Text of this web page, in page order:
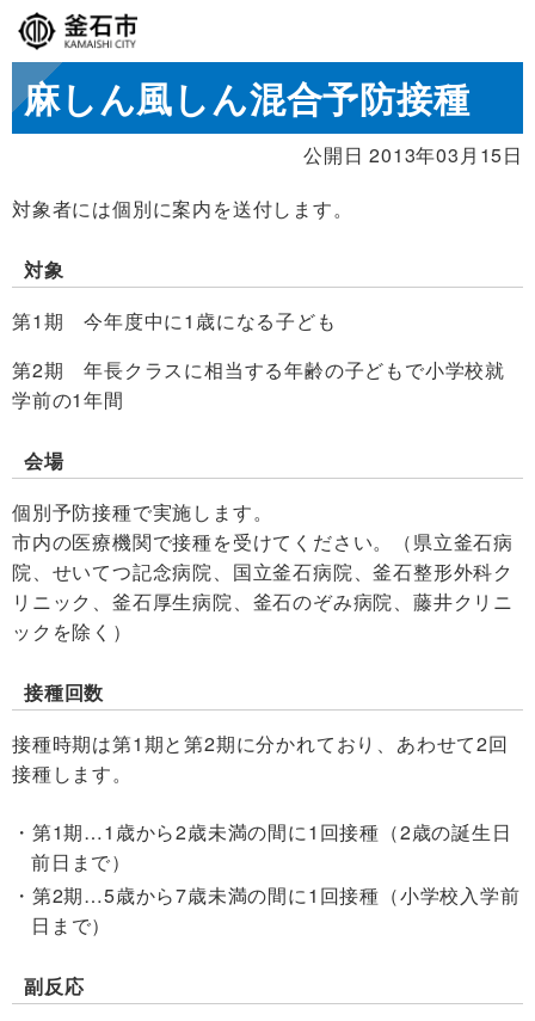
麻しん風しん混合予防接種
公開日 2013年03月15日
対象者には個別に案内を送付します。
対象
第1期 今年度中に1歳になる子ども
第2期 年長クラスに相当する年齢の子どもで小学校就
学前の1年間
会場
個別予防接種で実施します。
市内の医療機関で接種を受けてください。（県立釜石病
院、せいてつ記念病院、国立釜石病院、釜石整形外科ク
リニック、釜石厚生病院、釜石のぞみ病院、藤井クリニ
ックを除く）
接種回数
接種時期は第1期と第2期に分かれており、あわせて2回
接種します。
第1期…1歳から2歳未満の間に1回接種（2歳の誕生日
前日まで）
第2期…5歳から7歳未満の間に1回接種（小学校入学前
日まで）
副反応